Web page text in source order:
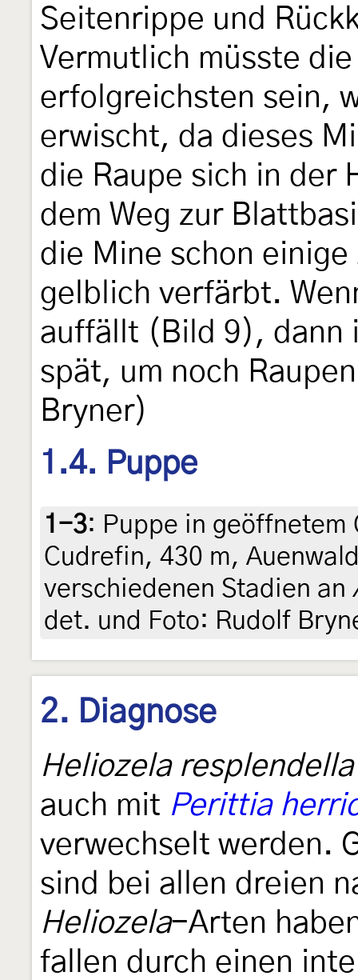
Seitenrippe und
Vermutlich müsste
erfolgreichsten sein,
erwischt, da dieses
die Raupe sich in der
dem Weg zur
die Mine schon
gelblich verfärbt.
auffällt (Bild 9), dann
spät, um noch
Bryner)
1.4. Puppe
1-3: Puppe in geöffnetem
Cudrefin, 430 m,
verschiedenen Stadien an
det. und Foto: Rudolf
2. Diagnose
Heliozela resplendella
auch mit Perittia
verwechselt werden.
sind bei allen dreien
Heliozela-Arten
fallen durch einen